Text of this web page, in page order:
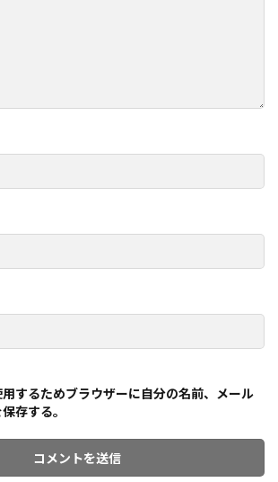
するためブラウザーに自分の名前、メール
存する。